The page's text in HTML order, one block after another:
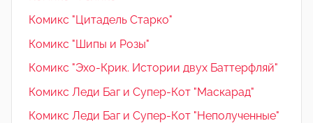
Комикс "Цитадель Старко"
Комикс "Шипы и Розы"
Комикс "Эхо-Крик. Истории двух Баттерфляй"
Комикс Леди Баг и Супер-Кот "Маскарад"
Комикс Леди Баг и Супер-Кот "Неполученные"